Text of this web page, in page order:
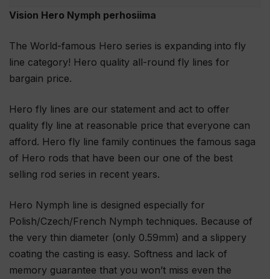
Vision Hero Nymph perhosiima
The World-famous Hero series is expanding into fly
line category! Hero quality all-round fly lines for
bargain price.
Hero fly lines are our statement and act to offer
quality fly line at reasonable price that everyone can
afford. Hero fly line family continues the famous saga
of Hero rods that have been our one of the best
selling rod series in recent years.
Hero Nymph line is designed especially for
Polish/Czech/French Nymph techniques. Because of
the very thin diameter (only 0.59mm) and a slippery
coating the casting is easy. Softness and lack of
memory guarantee that you won’t miss even the